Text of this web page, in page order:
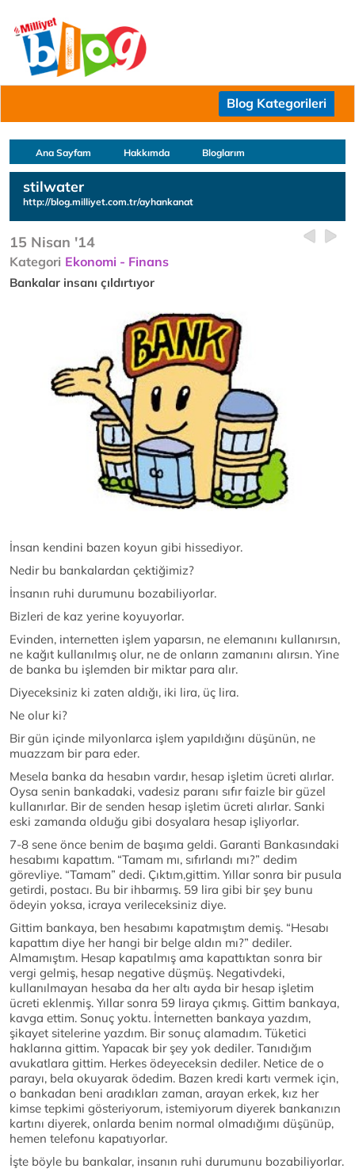
Blog Kategorileri
Ana Sayfam Hakkımda Bloglarım
stilwater
http://blog.milliyet.com.tr/ayhankanat
15 Nisan '14
Kategori Ekonomi - Finans
Bankalar insanı çıldırtıyor
İnsan kendini bazen koyun gibi hissediyor.
Nedir bu bankalardan çektiğimiz?
İnsanın ruhi durumunu bozabiliyorlar.
Bizleri de kaz yerine koyuyorlar.
Evinden, internetten işlem yaparsın, ne elemanını kullanırsın,
ne kağıt kullanılmış olur, ne de onların zamanını alırsın. Yine
de banka bu işlemden bir miktar para alır.
Diyeceksiniz ki zaten aldığı, iki lira, üç lira.
Ne olur ki?
Bir gün içinde milyonlarca işlem yapıldığını düşünün, ne
muazzam bir para eder.
Mesela banka da hesabın vardır, hesap işletim ücreti alırlar.
Oysa senin bankadaki, vadesiz paranı sıfır faizle bir güzel
kullanırlar. Bir de senden hesap işletim ücreti alırlar. Sanki
eski zamanda olduğu gibi dosyalara hesap işliyorlar.
7-8 sene önce benim de başıma geldi. Garanti Bankasındaki
hesabımı kapattım. “Tamam mı, sıfırlandı mı?” dedim
görevliye. “Tamam” dedi. Çıktım,gittim. Yıllar sonra bir pusula
getirdi, postacı. Bu bir ihbarmış. 59 lira gibi bir şey bunu
ödeyin yoksa, icraya verileceksiniz diye.
Gittim bankaya, ben hesabımı kapatmıştım demiş. “Hesabı
kapattım diye her hangi bir belge aldın mı?” dediler.
Almamıştım. Hesap kapatılmış ama kapattıktan sonra bir
vergi gelmiş, hesap negative düşmüş. Negativdeki,
kullanılmayan hesaba da her altı ayda bir hesap işletim
ücreti eklenmiş. Yıllar sonra 59 liraya çıkmış. Gittim bankaya,
kavga ettim. Sonuç yoktu. İnternetten bankaya yazdım,
şikayet sitelerine yazdım. Bir sonuç alamadım. Tüketici
haklarına gittim. Yapacak bir şey yok dediler. Tanıdığım
avukatlara gittim. Herkes ödeyeceksin dediler. Netice de o
parayı, bela okuyarak ödedim. Bazen kredi kartı vermek için,
o bankadan beni aradıkları zaman, arayan erkek, kız her
kimse tepkimi gösteriyorum, istemiyorum diyerek bankanızın
kartını diyerek, onlarda benim normal olmadığımı düşünüp,
hemen telefonu kapatıyorlar.
İşte böyle bu bankalar, insanın ruhi durumunu bozabiliyorlar.